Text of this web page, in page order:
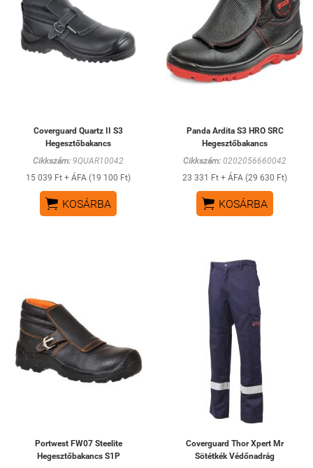
Coverguard Quartz II S3
Hegesztőbakancs
Cikkszám: 9QUAR10042
15 039 Ft + ÁFA (19 100 Ft)
 KOSÁRBA
Panda Ardita S3 HRO SRC
Hegesztőbakancs
Cikkszám: 0202056660042
23 331 Ft + ÁFA (29 630 Ft)
 KOSÁRBA
Portwest FW07 Steelite
Hegesztőbakancs S1P
Coverguard Thor Xpert Mr
Sötétkék Védőnadrág